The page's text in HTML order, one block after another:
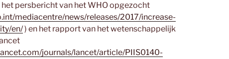
persbericht van het WHO opgezocht
mediacentre/news/releases/2017/increase-
en/) en het rapport van het wetenschappelijk
journals/lancet/article/PIIS0140-